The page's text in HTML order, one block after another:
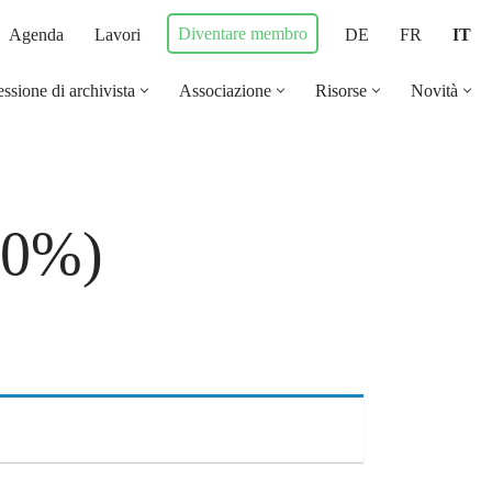
Agenda Lavori Diventare membro DE FR IT
di archivista Associazione Risorse Novità